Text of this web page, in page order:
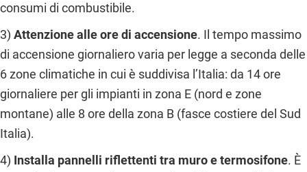
consumi di combustibile.
3) Attenzione alle ore di accensione. Il tempo massimo
di accensione giornaliero varia per legge a seconda delle
6 zone climatiche in cui è suddivisa l’Italia: da 14 ore
giornaliere per gli impianti in zona E (nord e zone
montane) alle 8 ore della zona B (fasce costiere del Sud
Italia).
4) Installa pannelli riflettenti tra muro e termosifone. È